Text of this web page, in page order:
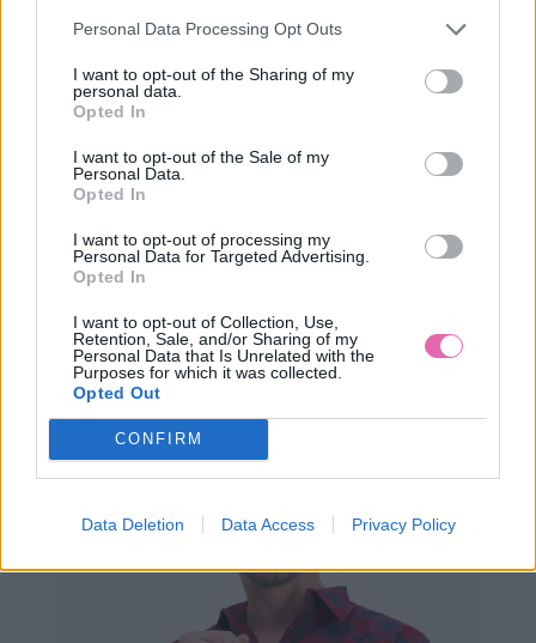
Personal Data Processing Opt Outs
I want to opt-out of the Sharing of my
personal data.
Opted In
I want to opt-out of the Sale of my
Personal Data.
Opted In
I want to opt-out of processing my
Personal Data for Targeted Advertising.
Opted In
I want to opt-out of Collection, Use,
Retention, Sale, and/or Sharing of my
Personal Data that Is Unrelated with the
Purposes for which it was collected.
Opted Out
CONFIRM
Data Deletion Data Access Privacy Policy
VÝPREDAJ
BLUTSGESCHWISTER RUŽOVÁ ZAMATOVÁ ČELENKA
14,95 €